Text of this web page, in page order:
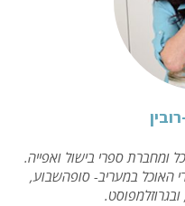
ומחברת ספרי בישול ואפייה.
האוכל במעריב- סופהשבוע,